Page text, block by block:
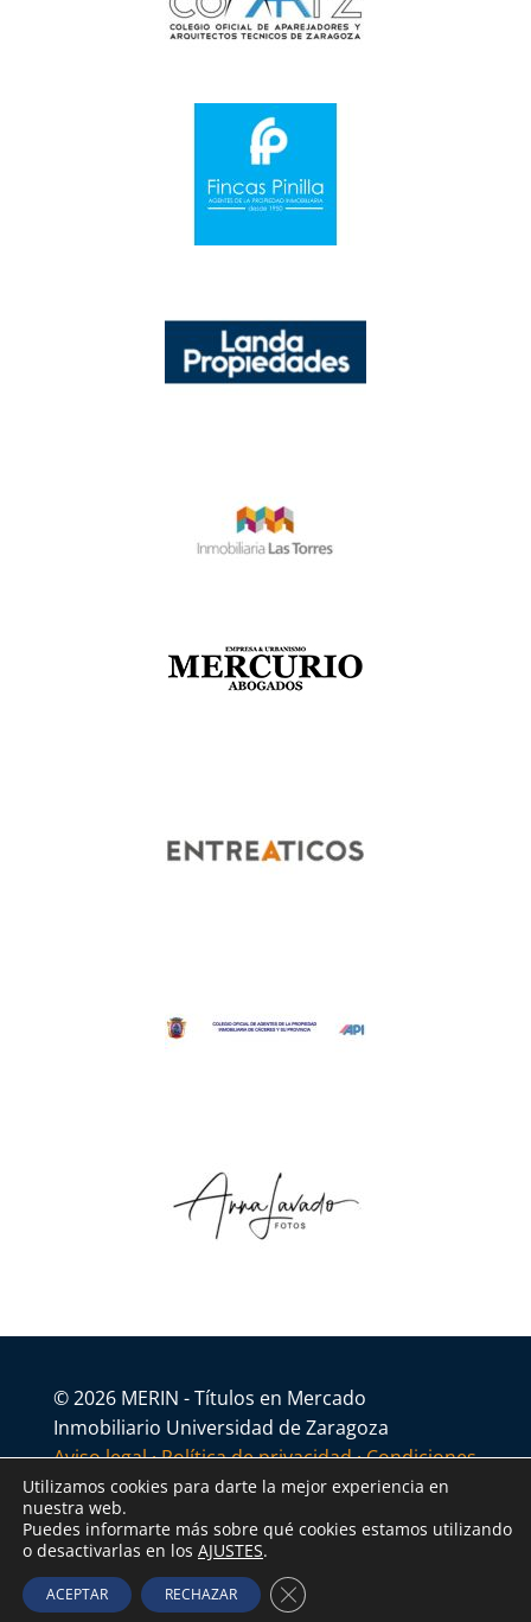
© 2026 MERIN - Títulos en Mercado
Inmobiliario Universidad de Zaragoza
Aviso legal·Política de privacidad·Condiciones
generales
Utilizamos cookies para darte la mejor experiencia en
nuestra web.
Puedes informarte más sobre qué cookies estamos utilizando
o desactivarlas en los AJUSTES.
ACEPTAR RECHAZAR Cerrar el banner de cookies